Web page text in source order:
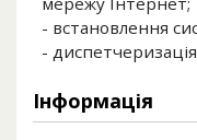
- встановлення
- диспетчеризація
Інформація